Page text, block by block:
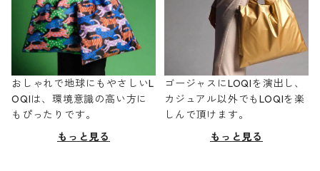
おしゃれで地球にもやさしいL
OQIは、環境意識の高い方に
もぴったりです。
もっと見る
ゴージャスにLOQIを演出し、
カジュアル以外でもLOQIを楽
しんで頂けます。
もっと見る